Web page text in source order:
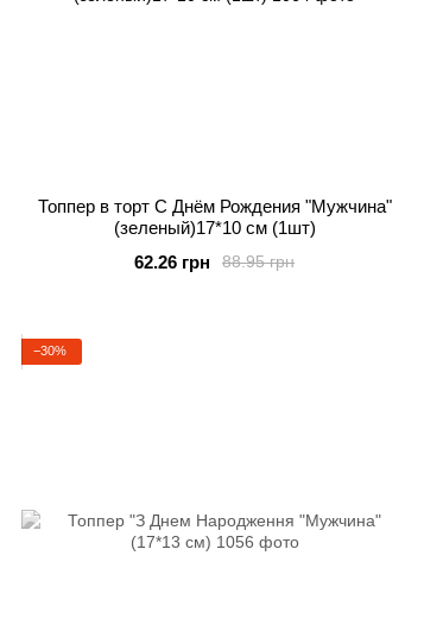
Топпер в торт С Днём Рождения "Мужчина"
(зеленый)17*10 см (1шт)
88.95 грн
62.26 грн
−30%